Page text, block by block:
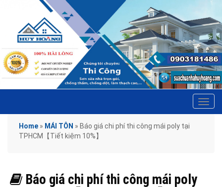
Home » MÁI TÔN » Báo giá chi phí thi công mái poly tại
TPHCM【Tiết kiệm 10%】
Báo giá chi phí thi công mái poly